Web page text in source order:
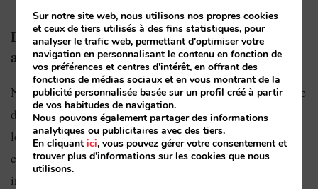
Détail des coûts et des revenus par canal et
analyse des tendances
Nous affichons de manière visuelle et très schématique le
détail des revenus générés par chaque canal, ainsi que
leur part de marché et leur volume de ventes. Grâce à
cette information, nous pouvons comprendre où vont les
investissements et quelle est l’efficacité que
Sur notre site web, nous utilisons nos propres cookies
et ceux de tiers utilisés à des fins statistiques, pour
analyser le trafic web, permettant d'optimiser votre
navigation en personnalisant le contenu en fonction de
vos préférences et centres d'intérêt, en offrant des
fonctions de médias sociaux et en vous montrant de la
publicité personnalisée basée sur un profil créé à partir
de vos habitudes de navigation.
Nous pouvons également partager des informations
analytiques ou publicitaires avec des tiers.
En cliquantici, vous pouvez gérer votre consentement et
trouver plus d'informations sur les cookies que nous
utilisons.